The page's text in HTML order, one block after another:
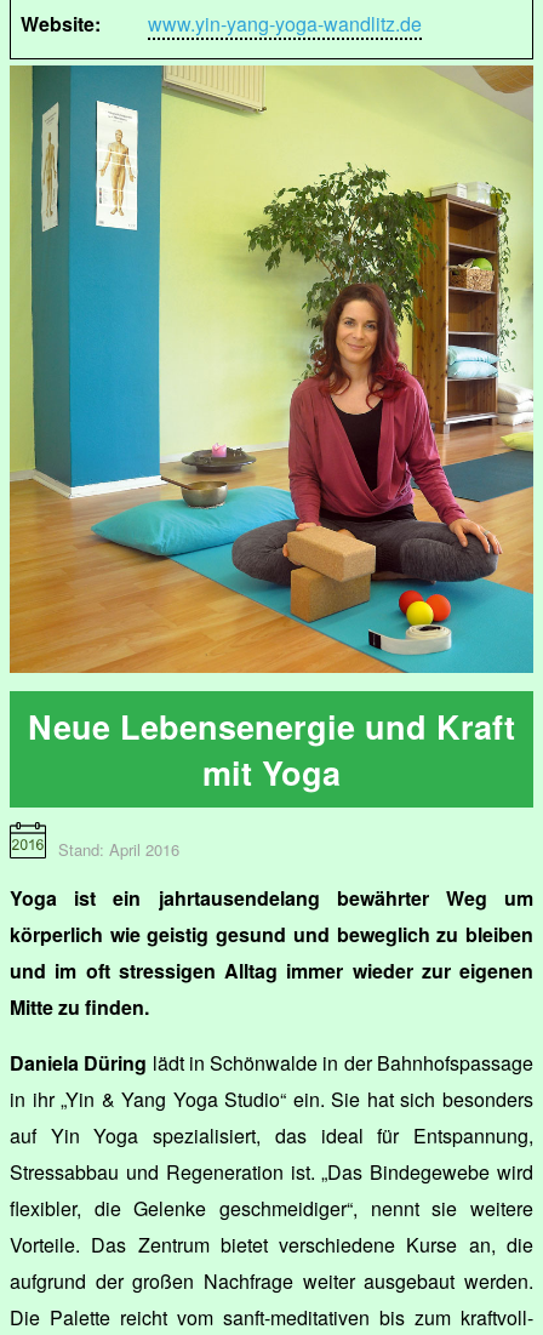
Website:
www.yin-yang-yoga-wandlitz.de
Neue Lebensenergie und Kraft
mit Yoga
Stand: April 2016
Yoga ist ein jahrtausendelang bewährter Weg um
körperlich wie geistig gesund und beweglich zu bleiben
und im oft stressigen Alltag immer wieder zur eigenen
Mitte zu finden.
Daniela Düring lädt in Schönwalde in der Bahnhofspassage
in ihr „Yin & Yang Yoga Studio“ ein. Sie hat sich besonders
auf Yin Yoga spezialisiert, das ideal für Entspannung,
Stressabbau und Regeneration ist. „Das Bindegewebe wird
flexibler, die Gelenke geschmeidiger“, nennt sie weitere
Vorteile. Das Zentrum bietet verschiedene Kurse an, die
aufgrund der großen Nachfrage weiter ausgebaut werden.
Die Palette reicht vom sanft-meditativen bis zum kraftvoll-